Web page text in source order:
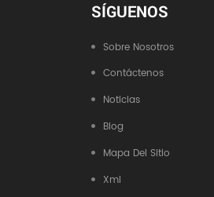
SÍGUENOS
Sobre Nosotros
Contáctenos
Noticias
Blog
Mapa Del Sitio
Xml